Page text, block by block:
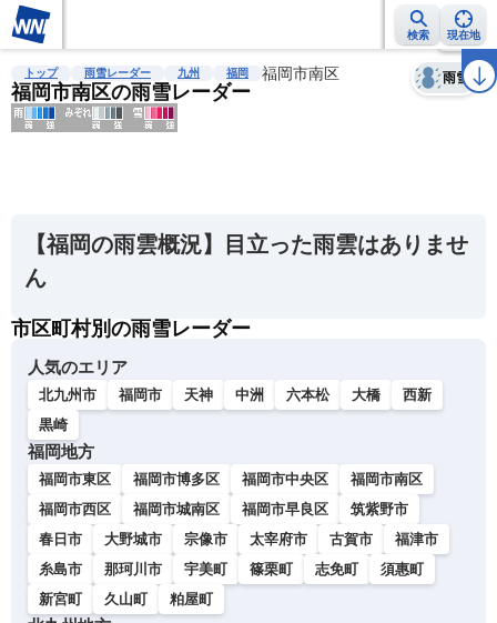
検索 現在地
雨雲レーダー 台風情報 地震情報 警報・注意報 2週間天気 ラ
トップ 雨雪レーダー 九州 福岡 福岡市南区
福岡市南区の雨雪レーダー
雨雪
天気 台風
【福岡の雨雲概況】目立った雨雲はありませ
ん
市区町村別の雨雪レーダー
人気のエリア
北九州市 福岡市 天神 中洲 六本松 大橋
西新
黒崎
福岡地方
福岡市東区 福岡市博多区 福岡市中央区
福岡市南区
福岡市西区
福岡市城南区 福岡市早良区
筑紫野市
春日市
大野城市 宗像市 太宰府市 古賀市
福津市
糸島市
那珂川市 宇美町 篠栗町 志免町
須惠町
新宮町
久山町 粕屋町